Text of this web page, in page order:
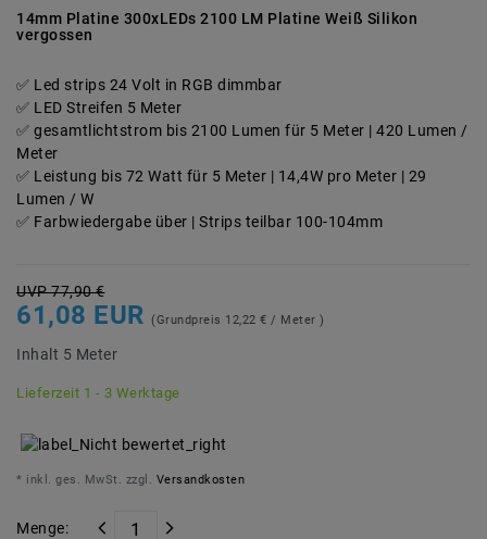
14mm Platine 300xLEDs 2100 LM Platine Weiß Silikon
vergossen
Led strips 24 Volt in RGB dimmbar
LED Streifen 5 Meter
gesamtlichtstrom bis 2100 Lumen für 5 Meter | 420 Lumen /
Meter
Leistung bis 72 Watt für 5 Meter | 14,4W pro Meter | 29
Lumen / W
Farbwiedergabe über | Strips teilbar 100-104mm
UVP 77,90 €
61,08 EUR (Grundpreis 12,22 € / Meter )
Inhalt 5 Meter
Lieferzeit 1 - 3 Werktage
* inkl. ges. MwSt. zzgl. Versandkosten
Menge: